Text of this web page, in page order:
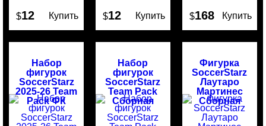
$12 Купить $12 Купить $168 Купить
Набор
фигурок
SoccerStarz
2025-26 Team
Pack ФК
Манчестер
Юнайтед
Набор
фигурок
SoccerStarz
Team Pack
Сборная
Аргентины
Фигурка
SoccerStarz
Лаутаро
Мартинес
Сборная
Аргентины